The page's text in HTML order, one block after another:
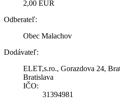
2,00 EUR
Odberateľ:
Obec Malachov
Dodávateľ:
ELET,s.ro., Gorazdova 24,
Bratislava
IČO:
31394981